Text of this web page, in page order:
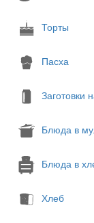
Торты
Пасха
Заготовки
Блюда в
Блюда в
Хлеб